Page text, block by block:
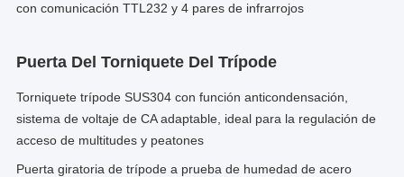
con comunicación TTL232 y 4 pares de infrarrojos
Puerta Del Torniquete Del Trípode
Torniquete trípode SUS304 con función anticondensación,
sistema de voltaje de CA adaptable, ideal para la regulación de
acceso de multitudes y peatones
Puerta giratoria de trípode a prueba de humedad de acero